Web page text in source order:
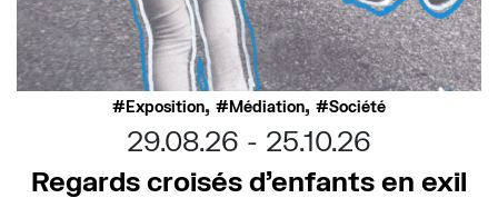
Exposition, Médiation, Société
29.08.26
25.10.26
Regards croisés d’enfants en exil